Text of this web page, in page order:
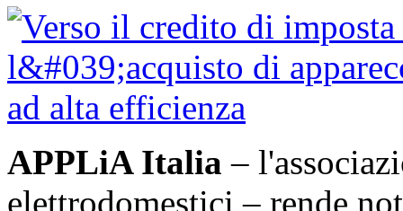
APPLiA Italia –
elettrodomestici – rende